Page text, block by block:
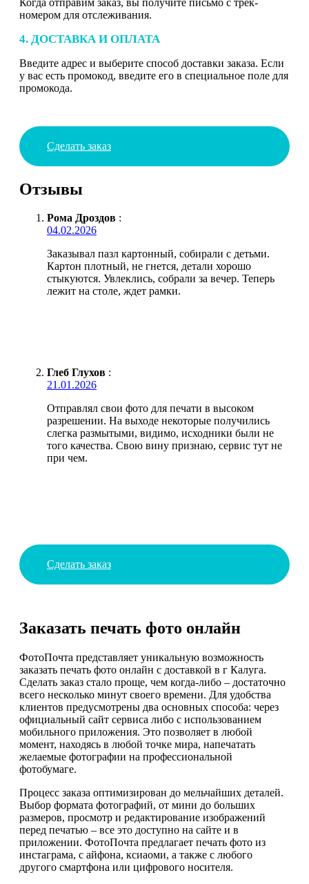
номером для отслеживания.
4. ДОСТАВКА И ОПЛАТА
Введите адрес и выберите способ доставки заказа. Если
у вас есть промокод, введите его в специальное поле для
промокода.
Сделать заказ
Отзывы
Рома Дроздов :
04.02.2026
Заказывал пазл картонный, собирали с детьми.
Картон плотный, не гнется, детали хорошо
стыкуются. Увлеклись, собрали за вечер. Теперь
лежит на столе, ждет рамки.
Глеб Глухов :
21.01.2026
Отправлял свои фото для печати в высоком
разрешении. На выходе некоторые получились
слегка размытыми, видимо, исходники были не
того качества. Свою вину признаю, сервис тут не
при чем.
Сделать заказ
Заказать печать фото онлайн
ФотоПочта представляет уникальную возможность
заказать печать фото онлайн с доставкой в г Калуга.
Сделать заказ стало проще, чем когда-либо – достаточно
всего несколько минут своего времени. Для удобства
клиентов предусмотрены два основных способа: через
официальный сайт сервиса либо с использованием
мобильного приложения. Это позволяет в любой
момент, находясь в любой точке мира, напечатать
желаемые фотографии на профессиональной
фотобумаге.
Процесс заказа оптимизирован до мельчайших деталей.
Выбор формата фотографий, от мини до больших
размеров, просмотр и редактирование изображений
перед печатью – все это доступно на сайте и в
приложении. ФотоПочта предлагает печать фото из
инстаграма, с айфона, ксиаоми, а также с любого
другого смартфона или цифрового носителя.